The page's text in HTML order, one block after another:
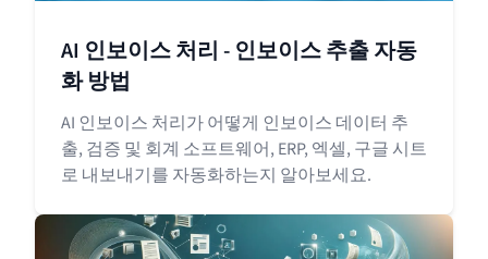
AI 인보이스 처리 - 인보이스 추출 자동
화 방법
AI 인보이스 처리가 어떻게 인보이스 데이터 추
출, 검증 및 회계 소프트웨어, ERP, 엑셀, 구글 시트
로 내보내기를 자동화하는지 알아보세요.